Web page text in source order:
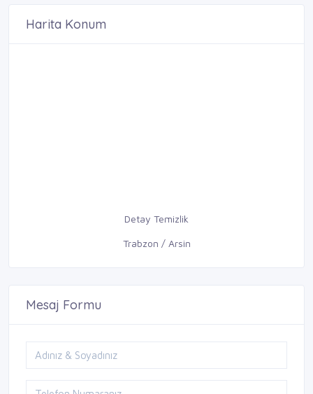
Harita Konum
Detay Temizlik
Trabzon / Arsin
Mesaj Formu